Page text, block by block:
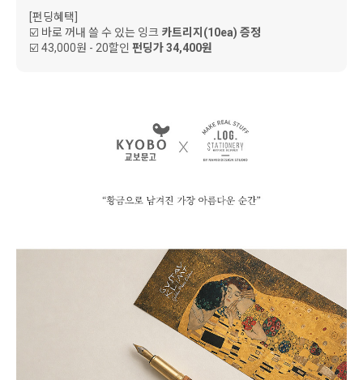
[펀딩혜택]
☑️ 바로 꺼내 쓸 수 있는 잉크 카트리지(10ea) 증정
☑️ 43,000원 - 20할인 펀딩가 34,400원